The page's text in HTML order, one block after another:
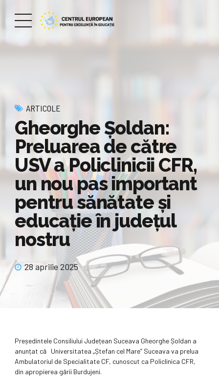
ARTICOLE
Gheorghe Șoldan:
Preluarea de către
USV a Policlinicii CFR,
un nou pas important
pentru sănătate și
educație în județul
nostru
28 aprilie 2025
Președintele Consiliului Județean Suceava Gheorghe Șoldan a
anunțat că Universitatea „Ștefan cel Mare” Suceava va prelua
Ambulatoriul de Specialitate CF, cunoscut ca Policlinica CFR,
din apropierea gării Burdujeni.